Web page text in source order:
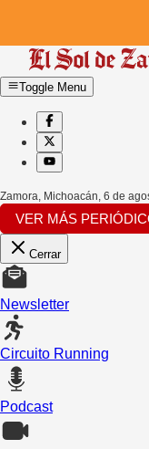
Toggle Menu
Zamora, Michoacán, 6 de
VER MÁS
Cerrar
Newsletter
Circuito Running
Podcast